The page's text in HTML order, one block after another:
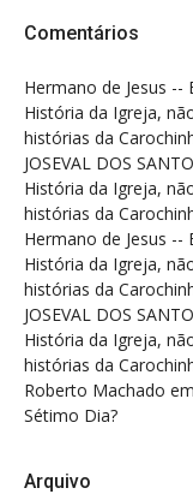
Comentários
Hermano de Jesus --
História da Igreja,
histórias da
JOSEVAL DOS
História da Igreja,
histórias da
Hermano de Jesus --
História da Igreja,
histórias da
JOSEVAL DOS
História da Igreja,
histórias da
Roberto Machado em
Sétimo Dia?
Arquivo